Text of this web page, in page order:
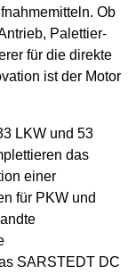
Ob
Palettier-
für die direkte
ist der Motor
LKW und 53
das
einer
für PKW und
SARSTEDT DC